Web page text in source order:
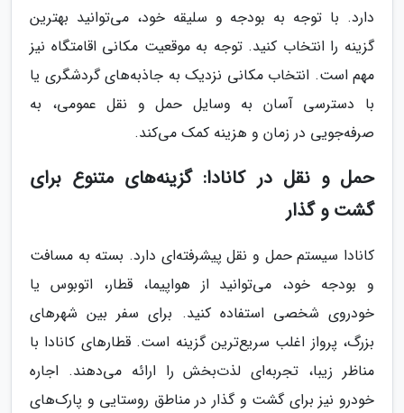
دارد. با توجه به بودجه و سلیقه خود، می‌توانید بهترین
گزینه را انتخاب کنید. توجه به موقعیت مکانی اقامتگاه نیز
مهم است. انتخاب مکانی نزدیک به جاذبه‌های گردشگری یا
با دسترسی آسان به وسایل حمل و نقل عمومی، به
صرفه‌جویی در زمان و هزینه کمک می‌کند.
حمل و نقل در کانادا: گزینه‌های متنوع برای
گشت و گذار
کانادا سیستم حمل و نقل پیشرفته‌ای دارد. بسته به مسافت
و بودجه خود، می‌توانید از هواپیما، قطار، اتوبوس یا
خودروی شخصی استفاده کنید. برای سفر بین شهرهای
بزرگ، پرواز اغلب سریع‌ترین گزینه است. قطارهای کانادا با
مناظر زیبا، تجربه‌ای لذت‌بخش را ارائه می‌دهند. اجاره
خودرو نیز برای گشت و گذار در مناطق روستایی و پارک‌های